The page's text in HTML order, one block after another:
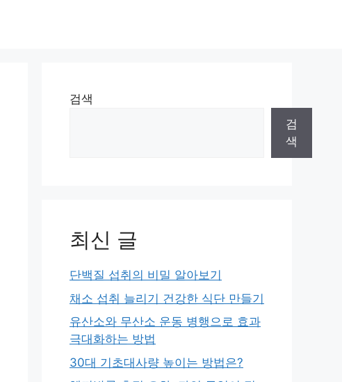
검색
검
색
최신 글
단백질 섭취의 비밀 알아보기
채소 섭취 늘리기 건강한 식단 만들기
유산소와 무산소 운동 병행으로 효과
극대화하는 방법
30대 기초대사량 높이는 방법은?